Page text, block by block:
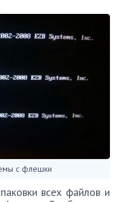
с флешки
всех файлов и